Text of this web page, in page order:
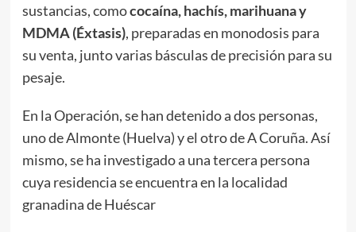
sustancias, comococaína, hachís, marihuana y
MDMA (Éxtasis), preparadas en monodosis para
su venta, junto varias básculas de precisión para su
pesaje.
En la Operación, se han detenido a dos personas,
uno de Almonte (Huelva) y el otro de A Coruña. Así
mismo, se ha investigado a una tercera persona
cuya residencia se encuentra en la localidad
granadina de Huéscar